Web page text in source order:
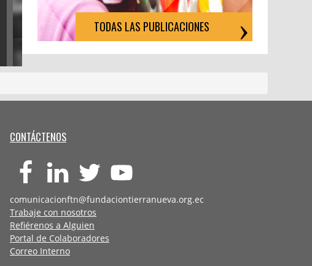
TODAS LAS PUBLICACIONES
CONTÁCTENOS
comunicacionftn@fundaciontierranueva.org.ec
Trabaje con nosotros
Refiérenos a Alguien
Portal de Colaboradores
Correo Interno